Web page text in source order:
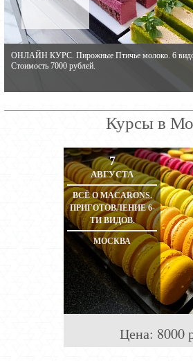
ОНЛАЙН КУРС. Пирожные Птичье молоко. 6
Стоимость 7000 рублей.
ОНЛАЙН КУРС. Пирожные Птичье молоко. 6
Стоимость 7000 рублей.
Курсы в
7
АВГУСТА
ВСЁ О MACARONS.
ПРИГОТОВЛЕНИЕ 6-
ТИ ВИДОВ.
МОСКВА
Цена: 8000